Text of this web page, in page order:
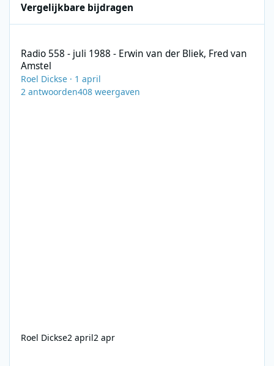
Vergelijkbare bijdragen
Radio 558 - juli 1988 - Erwin van der Bliek, Fred van
Amstel
Roel Dickse · 1 april
2 antwoorden408 weergaven
Roel Dickse2 april2 apr